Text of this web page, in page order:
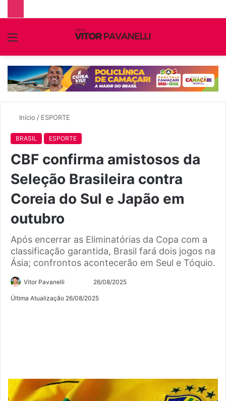
Menu
Início / ESPORTE
BRASIL ESPORTE
CBF confirma amistosos da
Seleção Brasileira contra
Coreia do Sul e Japão em
outubro
Após encerrar as Eliminatórias da Copa com a
classificação garantida, Brasil fará dois jogos na
Ásia; confrontos acontecerão em Seul e Tóquio.
Vitor Pavanelli
no
Mande
um
26/08/2025
Última Atualização 26/08/2025